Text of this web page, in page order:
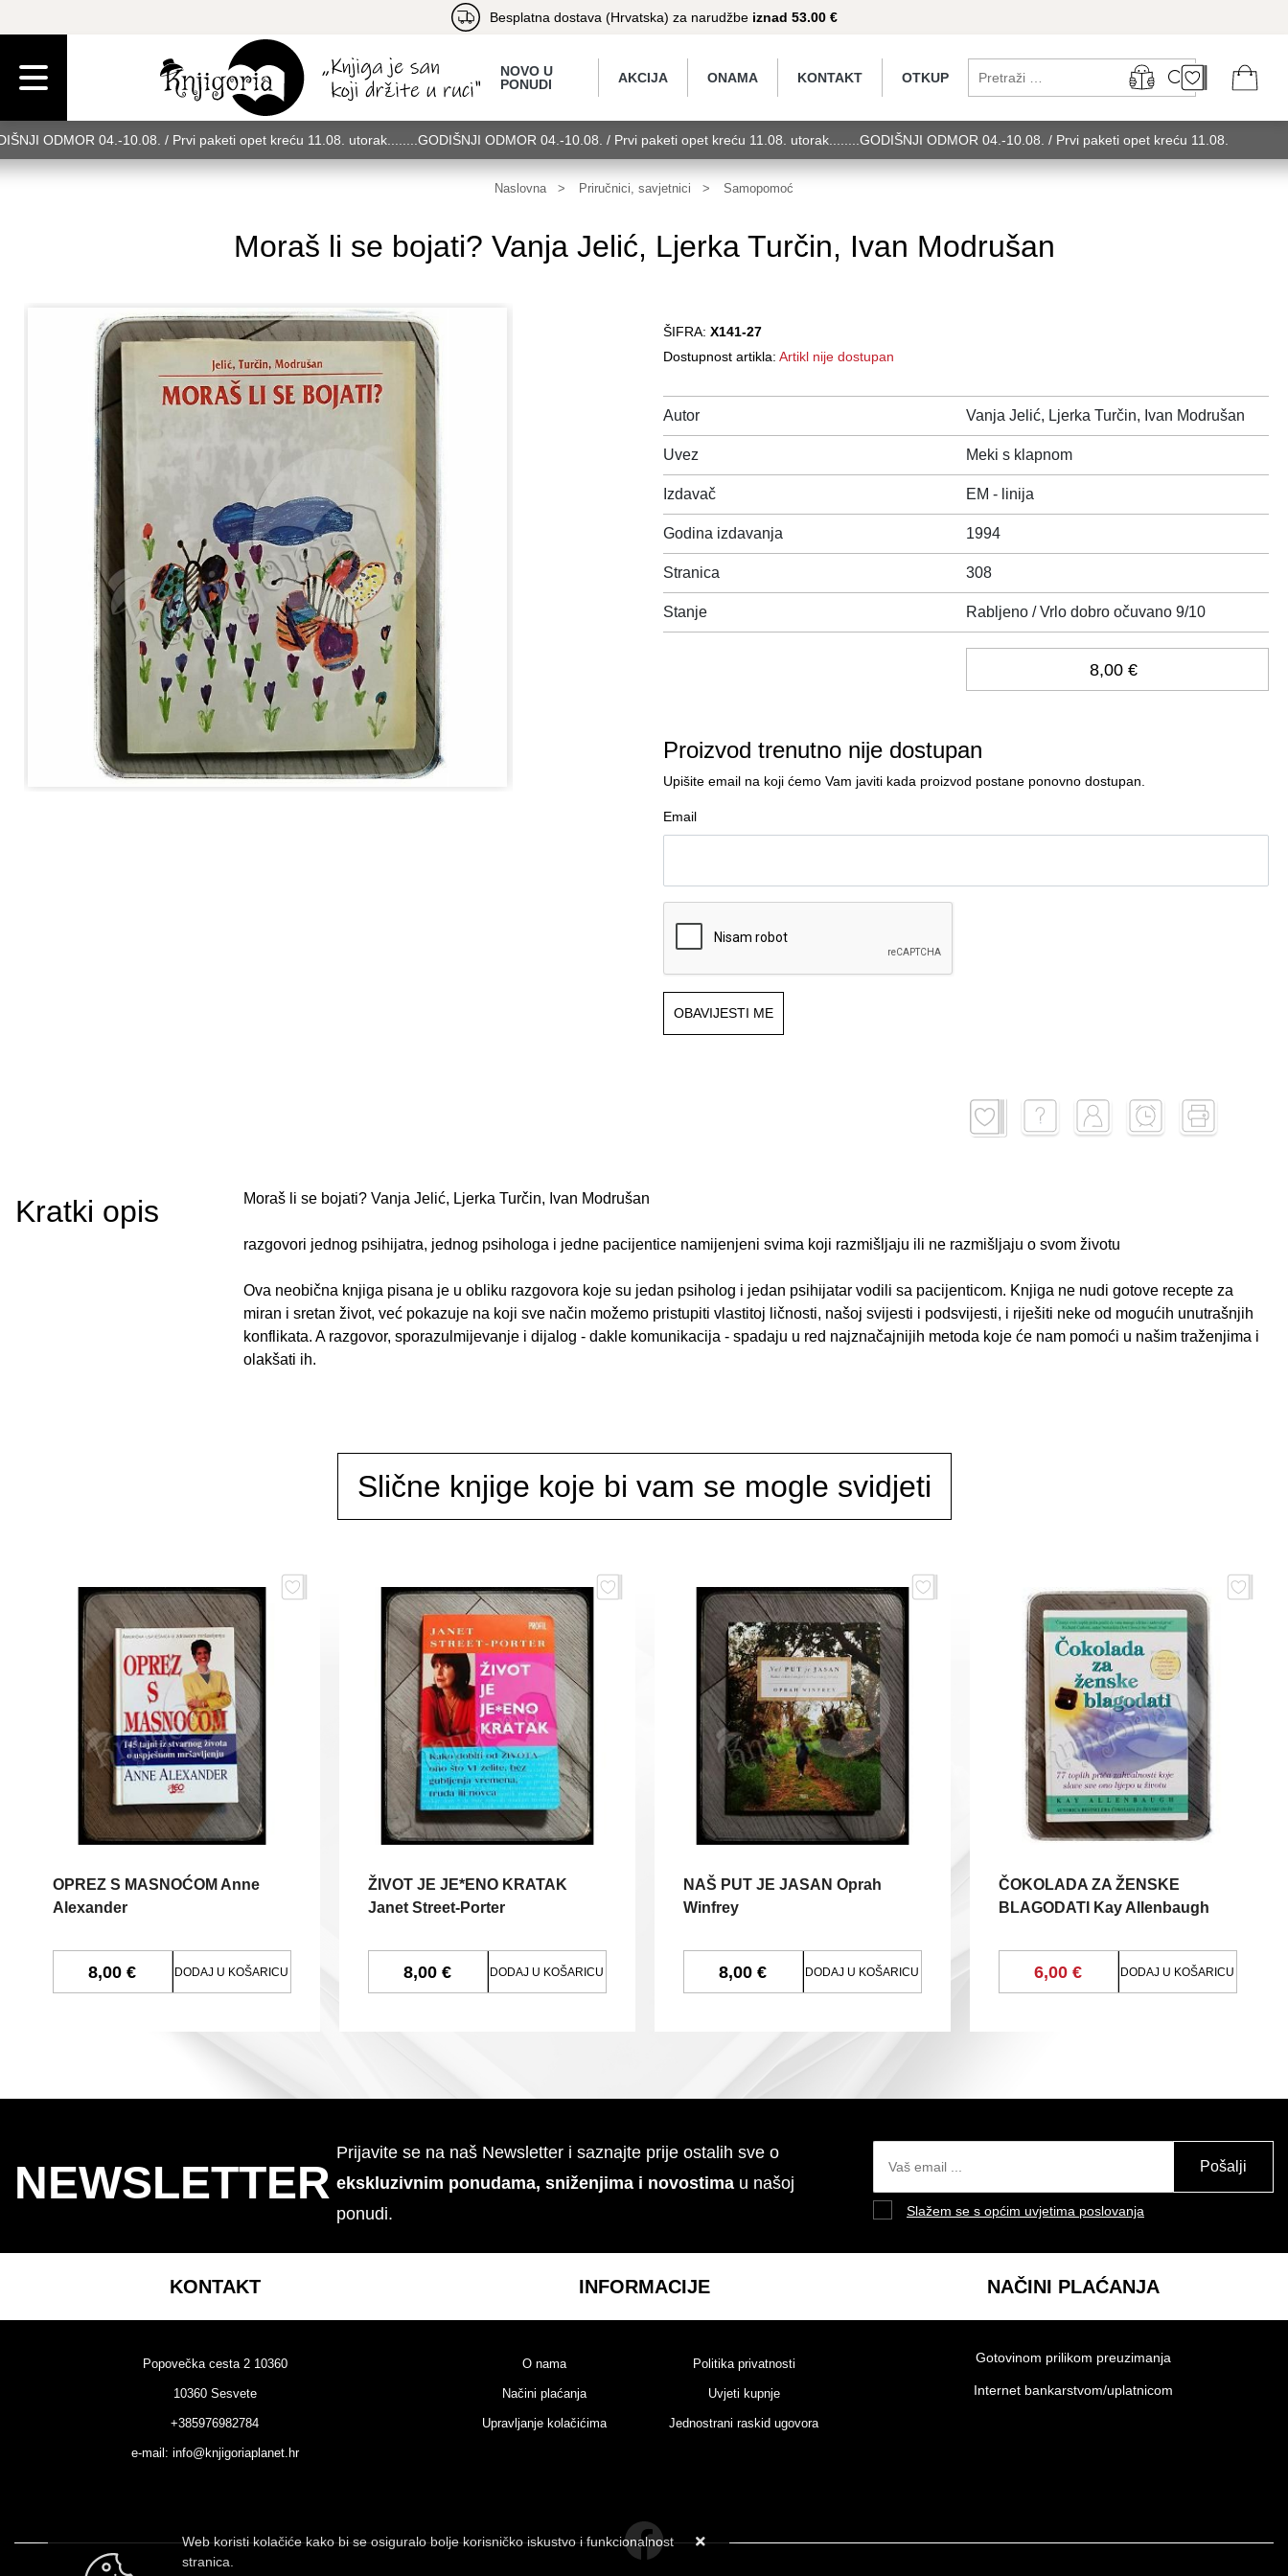
Besplatna dostava (Hrvatska) za narudžbeiznad 53.00 €
NOVO U
PONUDI
AKCIJA ONAMA KONTAKT OTKUP
ODMOR 04.-10.08. / Prvi paketi opet kreću 11.08. utorak........GODIŠNJI ODMOR 04.-10.08. / Prvi paketi opet kreću 11.08. utorak........GODIŠNJI ODMOR 04.-10.08. / Prvi paketi opet kreću 11.08.
ODMOR 04.-10.08. / Prvi paketi opet kreću 11.08. utorak........GODIŠNJI ODMOR 04.-10.08. / Prvi paketi opet kreću 11.08. utorak........GODIŠNJI ODMOR 04.-10.08. / Prvi paketi opet kreću
utorak........GODIŠNJI ODMOR 04.-10.08. / Prvi paketi opet kreću 11.08. utorak........GODIŠNJI ODMOR 04.-10.08. / Prvi paketi opet kreću 11.08. utorak........GODIŠNJI ODMOR 0
Naslovna Priručnici, savjetnici Samopomoć
Moraš li se bojati? Vanja Jelić, Ljerka Turčin, Ivan Modrušan
ŠIFRA: X141-27
Dostupnost artikla: Artikl nije dostupan
Autor Vanja Jelić, Ljerka Turčin, Ivan Modrušan
Uvez Meki s klapnom
Izdavač EM - linija
Godina izdavanja 1994
Stranica 308
Stanje Rabljeno / Vrlo dobro očuvano 9/10
8,00 €
Proizvod trenutno nije dostupan
Upišite email na koji ćemo Vam javiti kada proizvod postane ponovno dostupan.
Email
OBAVIJESTI ME
Kratki opis Moraš li se bojati? Vanja Jelić, Ljerka Turčin, Ivan Modrušan
razgovori jednog psihijatra, jednog psihologa i jedne pacijentice namijenjeni svima koji razmišljaju ili ne razmišljaju o svom životu
Ova neobična knjiga pisana je u obliku razgovora koje su jedan psiholog i jedan psihijatar vodili sa pacijenticom. Knjiga ne nudi gotove recepte za
miran i sretan život, već pokazuje na koji sve način možemo pristupiti vlastitoj ličnosti, našoj svijesti i podsvijesti, i riješiti neke od mogućih unutrašnjih
konflikata. A razgovor, sporazulmijevanje i dijalog - dakle komunikacija - spadaju u red najznačajnijih metoda koje će nam pomoći u našim traženjima i
olakšati ih.
Slične knjige koje bi vam se mogle svidjeti
OPREZ S MASNOĆOM Anne
Alexander
8,00 € DODAJ U KOŠARICU
ŽIVOT JE JE*ENO KRATAK
Janet Street-Porter
8,00 € DODAJ U KOŠARICU
NAŠ PUT JE JASAN Oprah
Winfrey
8,00 € DODAJ U KOŠARICU
ČOKOLADA ZA ŽENSKE
BLAGODATI Kay Allenbaugh
6,00 € DODAJ U KOŠARICU
NEWSLETTER
Prijavite se na naš Newsletter i saznajte prije ostalih sve o
ekskluzivnim ponudama, sniženjima i novostima u našoj
ponudi.
Pošalji
Slažem se s općim uvjetima poslovanja
KONTAKT
Popovečka cesta 2 10360
10360 Sesvete
+385976982784
e-mail: info@knjigoriaplanet.hr
INFORMACIJE
O nama Politika privatnosti
Načini plaćanja Uvjeti kupnje
Upravljanje kolačićima Jednostrani raskid ugovora
NAČINI PLAĆANJA
Gotovinom prilikom preuzimanja
Internet bankarstvom/uplatnicom
Web koristi kolačiće kako bi se osiguralo bolje korisničko iskustvo i funkcionalnost
stranica.